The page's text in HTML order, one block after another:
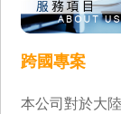
跨國專案
本公司對於大